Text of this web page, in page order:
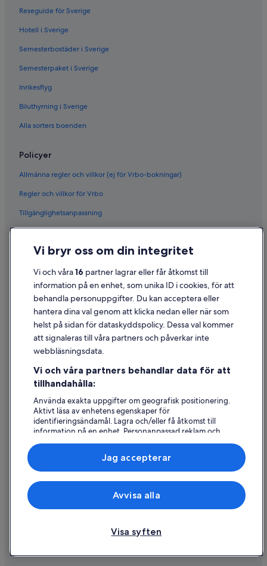
Reseguide för Sverige
Hotell i Sverige
Semesterbostäder i Sverige
Semesterpaket i Sverige
Inrikesflyg
Biluthyrning i Sverige
Alla sorters boenden
Policyer
Allmänna regler och villkor (ej för Vrbo-bokningar)
Regler och villkor för Vrbo
Tillgänglighetsanpassning
Cookies
Användarvillkor
Juridisk information/Kontakta oss
Riktlinjer för innehåll och anmäla innehåll
Hjälp
Avboka eller ändra din bokning
Återbetalningsprocess och tidslinjer
Boka ett flyg med flygbolagskredit
Internationella resedokument
© 2026 Expedia, Inc., ett företag i Expedia Group. Med ensamrätt.
Expedia och Expedias logotyp är varumärken eller registrerade
Vi bryr oss om din integritet
Vi och våra16 partner lagrar eller får åtkomst till
information på en enhet, som unika ID i cookies, för att
behandla personuppgifter. Du kan acceptera eller
hantera dina val genom att klicka nedan eller när som
helst på sidan för dataskyddspolicy. Dessa val kommer
att signaleras till våra partners och påverkar inte
webbläsningsdata.
Vi och våra partners behandlar data för att
tillhandahålla:
Använda exakta uppgifter om geografisk positionering.
Aktivt läsa av enhetens egenskaper för
identifieringsändamål. Lagra och/eller få åtkomst till
information på en enhet. Personanpassad reklam och
innehåll, reklam- och innehållsmätning, forskning
Lista över partner (leverantörer)
Visa syften
Avvisa alla
Jag accepterar